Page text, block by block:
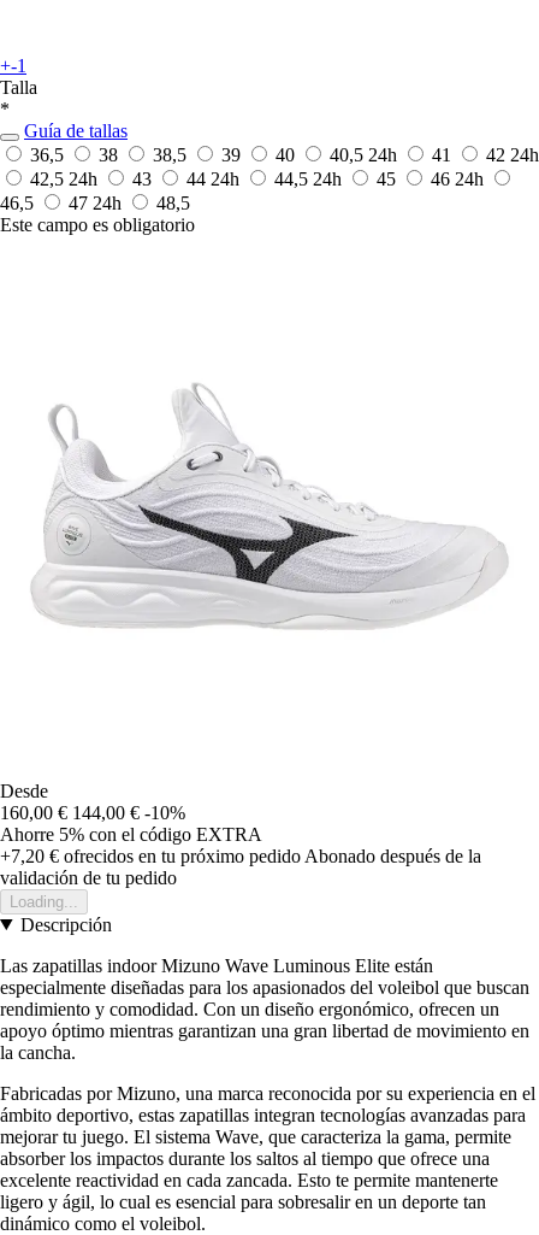
+-1
Talla
*
Guía de tallas
36,5
38 38,5 39 40 40,5 24h 41 42 24h
42,5 24h 43 44 24h 44,5 24h 45 46 24h
46,5
47 24h
48,5
Este campo es obligatorio
Desde
160,00 € 144,00 € -10%
Ahorre 5% con el código EXTRA
+7,20 € ofrecidos en tu próximo pedido Abonado después de la
validación de tu pedido
Loading...
Descripción
Las zapatillas indoor Mizuno Wave Luminous Elite están
especialmente diseñadas para los apasionados del voleibol que buscan
rendimiento y comodidad. Con un diseño ergonómico, ofrecen un
apoyo óptimo mientras garantizan una gran libertad de movimiento en
la cancha.
Fabricadas por Mizuno, una marca reconocida por su experiencia en el
ámbito deportivo, estas zapatillas integran tecnologías avanzadas para
mejorar tu juego. El sistema Wave, que caracteriza la gama, permite
absorber los impactos durante los saltos al tiempo que ofrece una
excelente reactividad en cada zancada. Esto te permite mantenerte
ligero y ágil, lo cual es esencial para sobresalir en un deporte tan
dinámico como el voleibol.